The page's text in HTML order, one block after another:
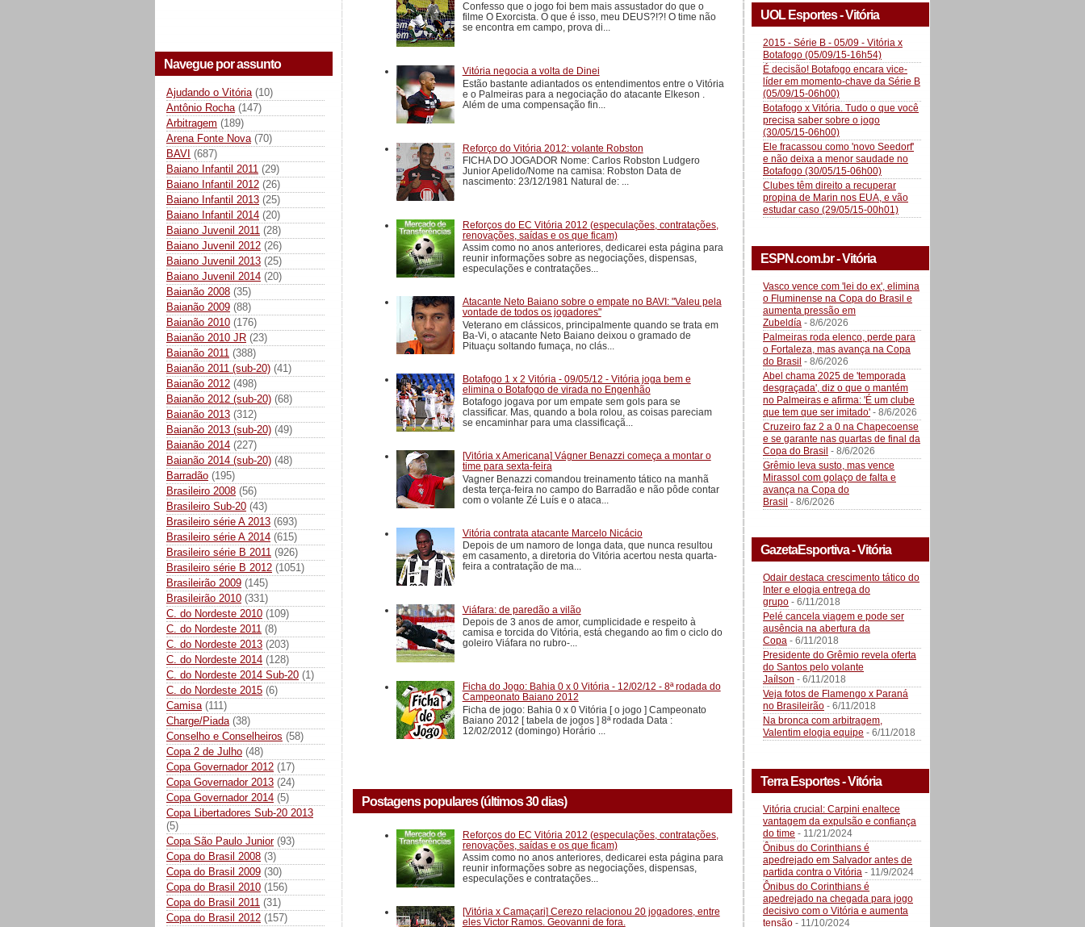
Navegue por assunto
Ajudando o Vitória (10)
Antônio Rocha (147)
Arbitragem (189)
Arena Fonte Nova (70)
BAVI (687)
Baiano Infantil 2011 (29)
Baiano Infantil 2012 (26)
Baiano Infantil 2013 (25)
Baiano Infantil 2014 (20)
Baiano Juvenil 2011 (28)
Baiano Juvenil 2012 (26)
Baiano Juvenil 2013 (25)
Baiano Juvenil 2014 (20)
Baianão 2008 (35)
Baianão 2009 (88)
Baianão 2010 (176)
Baianão 2010 JR (23)
Baianão 2011 (388)
Baianão 2011 (sub-20) (41)
Baianão 2012 (498)
Baianão 2012 (sub-20) (68)
Baianão 2013 (312)
Baianão 2013 (sub-20) (49)
Baianão 2014 (227)
Baianão 2014 (sub-20) (48)
Barradão (195)
Brasileiro 2008 (56)
Brasileiro Sub-20 (43)
Brasileiro série A 2013 (693)
Brasileiro série A 2014 (615)
Brasileiro série B 2011 (926)
Brasileiro série B 2012 (1051)
Brasileirão 2009 (145)
Brasileirão 2010 (331)
C. do Nordeste 2010 (109)
C. do Nordeste 2011 (8)
C. do Nordeste 2013 (203)
C. do Nordeste 2014 (128)
C. do Nordeste 2014 Sub-20 (1)
C. do Nordeste 2015 (6)
Camisa (111)
Charge/Piada (38)
Conselho e Conselheiros (58)
Copa 2 de Julho (48)
Copa Governador 2012 (17)
Copa Governador 2013 (24)
Copa Governador 2014 (5)
Copa Libertadores Sub-20 2013
(5)
Copa São Paulo Junior (93)
Copa do Brasil 2008 (3)
Copa do Brasil 2009 (30)
Copa do Brasil 2010 (156)
Copa do Brasil 2011 (31)
Copa do Brasil 2012 (157)
Confesso que o jogo foi bem mais assustador do que o
filme O Exorcista. O que é isso, meu DEUS?!?! O time não
se encontra em campo, prova di...
Vitória negocia a volta de Dinei
Estão bastante adiantados os entendimentos entre o Vitória
e o Palmeiras para a negociação do atacante Elkeson .
Além de uma compensação fin...
Reforço do Vitória 2012: volante Robston
FICHA DO JOGADOR Nome: Carlos Robston Ludgero
Junior Apelido/Nome na camisa: Robston Data de
nascimento: 23/12/1981 Natural de: ...
Reforços do EC Vitória 2012 (especulações, contratações,
renovações, saídas e os que ficam)
Assim como no anos anteriores, dedicarei esta página para
reunir informações sobre as negociações, dispensas,
especulações e contratações...
Atacante Neto Baiano sobre o empate no BAVI: "Valeu pela
vontade de todos os jogadores"
Veterano em clássicos, principalmente quando se trata em
Ba-Vi, o atacante Neto Baiano deixou o gramado de
Pituaçu soltando fumaça, no clás...
Botafogo 1 x 2 Vitória - 09/05/12 - Vitória joga bem e
elimina o Botafogo de virada no Engenhão
Botafogo jogava por um empate sem gols para se
classificar. Mas, quando a bola rolou, as coisas pareciam
se encaminhar para uma classificaçã...
[Vitória x Americana] Vágner Benazzi começa a montar o
time para sexta-feira
Vagner Benazzi comandou treinamento tático na manhã
desta terça-feira no campo do Barradão e não pôde contar
com o volante Zé Luís e o ataca...
Vitória contrata atacante Marcelo Nicácio
Depois de um namoro de longa data, que nunca resultou
em casamento, a diretoria do Vitória acertou nesta quarta-
feira a contratação de ma...
Viáfara: de paredão a vilão
Depois de 3 anos de amor, cumplicidade e respeito à
camisa e torcida do Vitória, está chegando ao fim o ciclo do
goleiro Viáfara no rubro-...
Ficha do Jogo: Bahia 0 x 0 Vitória - 12/02/12 - 8ª rodada do
Campeonato Baiano 2012
Ficha de jogo: Bahia 0 x 0 Vitória [ o jogo ] Campeonato
Baiano 2012 [ tabela de jogos ] 8ª rodada Data :
12/02/2012 (domingo) Horário ...
Postagens populares (últimos 30 dias)
Reforços do EC Vitória 2012 (especulações, contratações,
renovações, saídas e os que ficam)
Assim como no anos anteriores, dedicarei esta página para
reunir informações sobre as negociações, dispensas,
especulações e contratações...
[Vitória x Camaçari] Cerezo relacionou 20 jogadores, entre
eles Victor Ramos. Geovanni de fora.
UOL Esportes - Vitória
2015 - Série B - 05/09 - Vitória x
Botafogo (05/09/15-16h54)
É decisão! Botafogo encara vice-
líder em momento-chave da Série B
(05/09/15-06h00)
Botafogo x Vitória. Tudo o que você
precisa saber sobre o jogo
(30/05/15-06h00)
Ele fracassou como 'novo Seedorf'
e não deixa a menor saudade no
Botafogo (30/05/15-06h00)
Clubes têm direito a recuperar
propina de Marin nos EUA, e vão
estudar caso (29/05/15-00h01)
ESPN.com.br - Vitória
Vasco vence com 'lei do ex', elimina
o Fluminense na Copa do Brasil e
aumenta pressão em
Zubeldía - 8/6/2026
Palmeiras roda elenco, perde para
o Fortaleza, mas avança na Copa
do Brasil - 8/6/2026
Abel chama 2025 de 'temporada
desgraçada', diz o que o mantém
no Palmeiras e afirma: 'É um clube
que tem que ser imitado' - 8/6/2026
Cruzeiro faz 2 a 0 na Chapecoense
e se garante nas quartas de final da
Copa do Brasil - 8/6/2026
Grêmio leva susto, mas vence
Mirassol com golaço de falta e
avança na Copa do
Brasil - 8/6/2026
GazetaEsportiva - Vitória
Odair destaca crescimento tático do
Inter e elogia entrega do
grupo - 6/11/2018
Pelé cancela viagem e pode ser
ausência na abertura da
Copa - 6/11/2018
Presidente do Grêmio revela oferta
do Santos pelo volante
Jaílson - 6/11/2018
Veja fotos de Flamengo x Paraná
no Brasileirão - 6/11/2018
Na bronca com arbitragem,
Valentim elogia equipe - 6/11/2018
Terra Esportes - Vitória
Vitória crucial: Carpini enaltece
vantagem da expulsão e confiança
do time - 11/21/2024
Ônibus do Corinthians é
apedrejado em Salvador antes de
partida contra o Vitória - 11/9/2024
Ônibus do Corinthians é
apedrejado na chegada para jogo
decisivo com o Vitória e aumenta
tensão - 11/10/2024